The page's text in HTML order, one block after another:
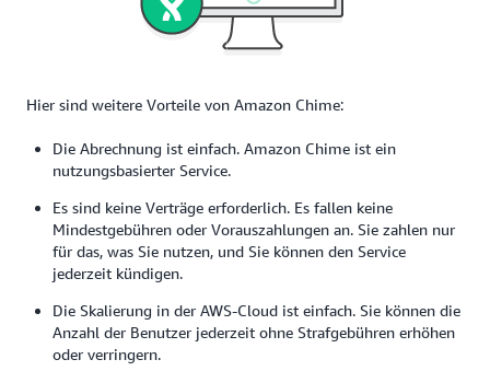
Hier sind weitere Vorteile von Amazon Chime:
Die Abrechnung ist einfach. Amazon Chime ist ein
nutzungsbasierter Service.
Es sind keine Verträge erforderlich. Es fallen keine
Mindestgebühren oder Vorauszahlungen an. Sie zahlen nur
für das, was Sie nutzen, und Sie können den Service
jederzeit kündigen.
Die Skalierung in der AWS-Cloud ist einfach. Sie können die
Anzahl der Benutzer jederzeit ohne Strafgebühren erhöhen
oder verringern.